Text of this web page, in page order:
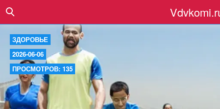
ЗДОРОВЬЕ
2026-06-06
ПРОСМОТРОВ: 135